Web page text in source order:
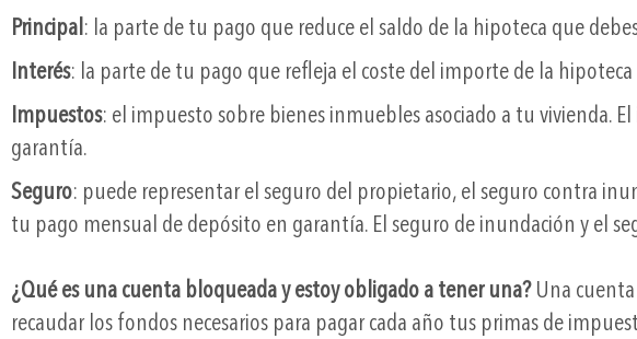
Principal : la parte de tu pago que reduce el saldo de la hipoteca que
Interés: la parte de tu pago que refleja el coste del importe de la
Impuestos: el impuesto sobre bienes inmuebles asociado a tu vivienda.
garantía.
Seguro: puede representar el seguro del propietario, el seguro contra
tu pago mensual de depósito en garantía. El seguro de inundación y el
¿Qué es una cuenta bloqueada y estoy obligado a tener una?Una cuenta
recaudar los fondos necesarios para pagar cada año tus primas de